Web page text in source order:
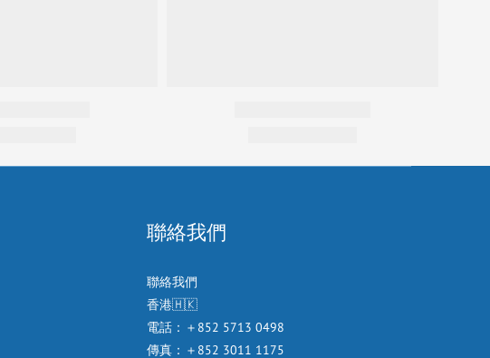
聯絡我們
聯絡我們
香港🇭🇰
電話：＋852 5713 0498
傳真：＋852 3011 1175